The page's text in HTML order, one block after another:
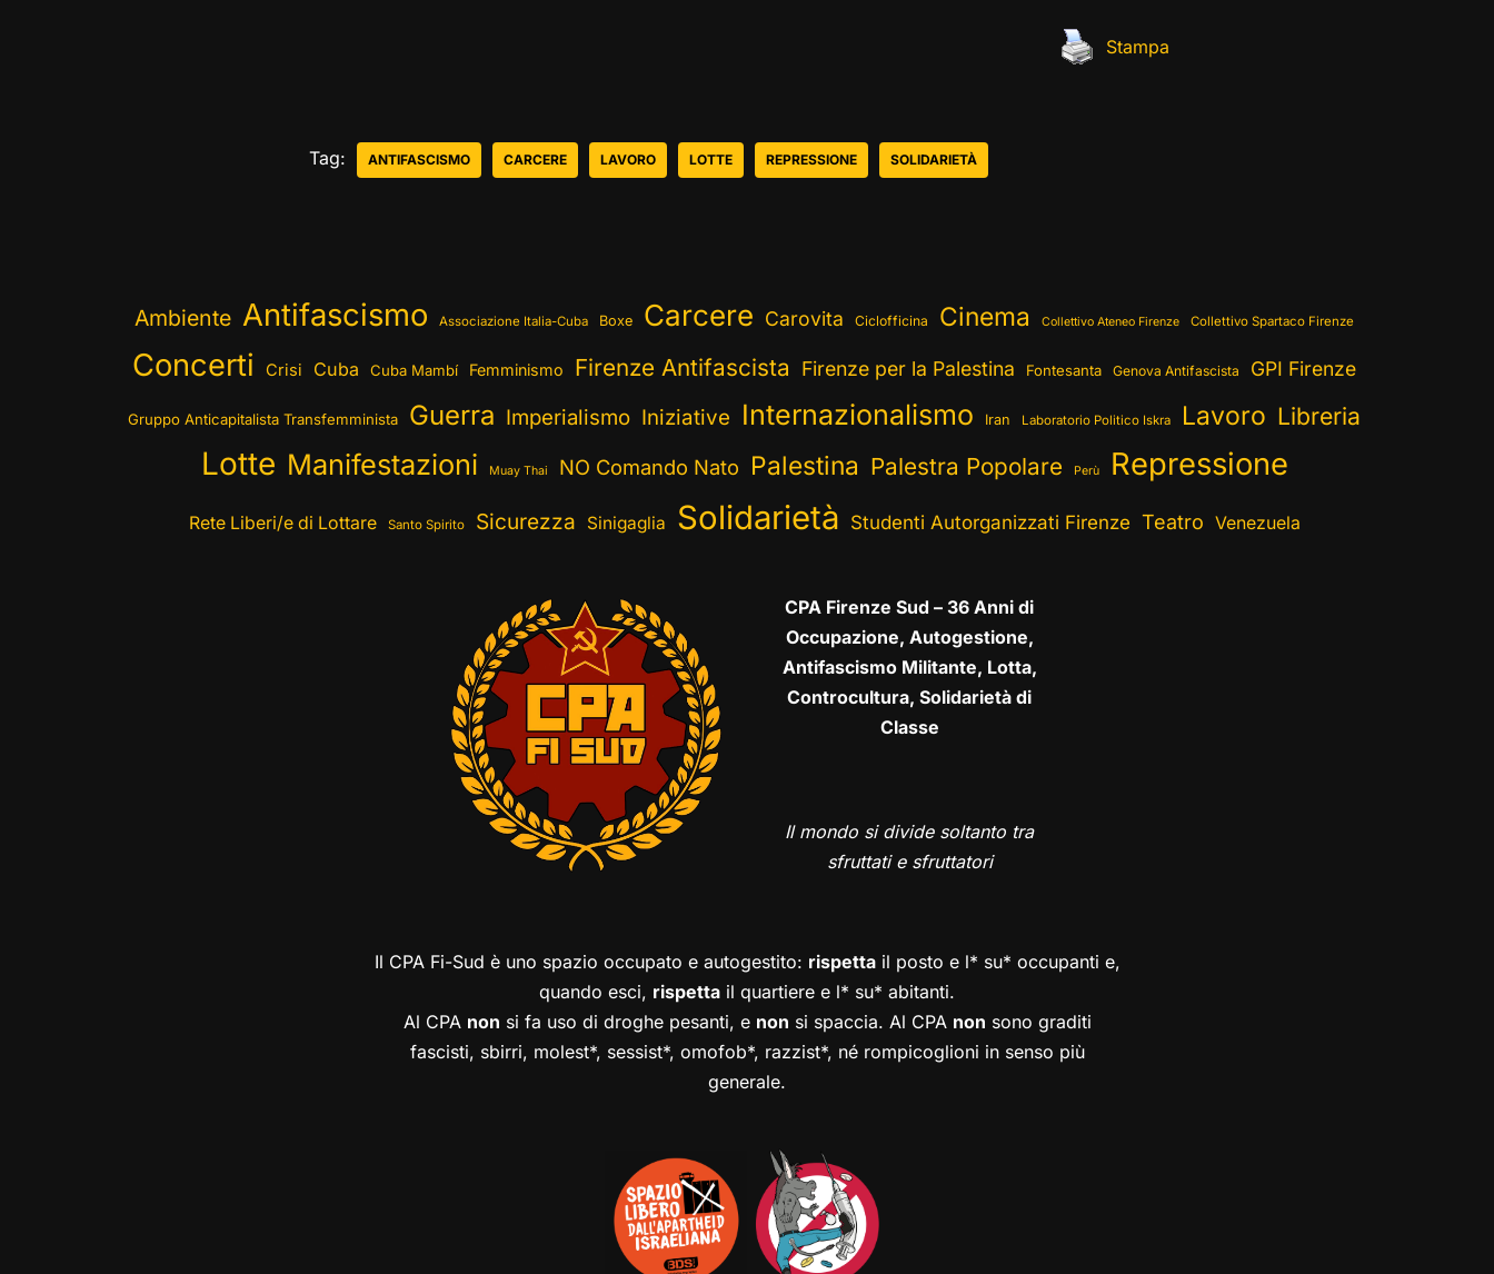
Stampa
Tag: ANTIFASCISMO CARCERE LAVORO LOTTE REPRESSIONE SOLIDARIETÀ
Ambiente Antifascismo Associazione Italia-Cuba Boxe Carcere Carovita Ciclofficina Cinema Collettivo Ateneo Firenze Collettivo Spartaco Firenze
Concerti Crisi Cuba Cuba Mambí Femminismo Firenze Antifascista Firenze per la Palestina Fontesanta Genova Antifascista GPI Firenze
Gruppo Anticapitalista Transfemminista Guerra Imperialismo Iniziative Internazionalismo Iran Laboratorio Politico Iskra Lavoro Libreria
Lotte Manifestazioni Muay Thai NO Comando Nato Palestina Palestra Popolare Perù Repressione
Rete Liberi/e di Lottare Santo Spirito Sicurezza Sinigaglia Solidarietà Studenti Autorganizzati Firenze Teatro Venezuela
CPA Firenze Sud – 36 Anni di
Occupazione, Autogestione,
Antifascismo Militante, Lotta,
Controcultura, Solidarietà di
Classe
Il mondo si divide soltanto tra
sfruttati e sfruttatori
Il CPA Fi-Sud è uno spazio occupato e autogestito: rispettail posto e l* su* occupanti e,
quando esci, rispetta il quartiere e l* su* abitanti.
Al CPA non si fa uso di droghe pesanti, e non si spaccia. Al CPA non sono graditi
fascisti, sbirri, molest*, sessist*, omofob*, razzist*, né rompicoglioni in senso più
generale.